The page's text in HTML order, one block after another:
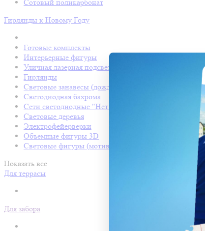
Сотовый поликарбонат
Гирлянды к Новому Году
Готовые комплекты
Интерьерные фигуры
Уличная лазерная подсветка
Гирлянды
Световые занавесы (дождь светодиодный)
Светодиодная бахрома
Сети светодиодные "Нет Лайт"
Световые деревья
Электрофейерверки
Объемные фигуры 3D
Световые фигуры (мотивы)
Показать все
Для террасы
Для забора